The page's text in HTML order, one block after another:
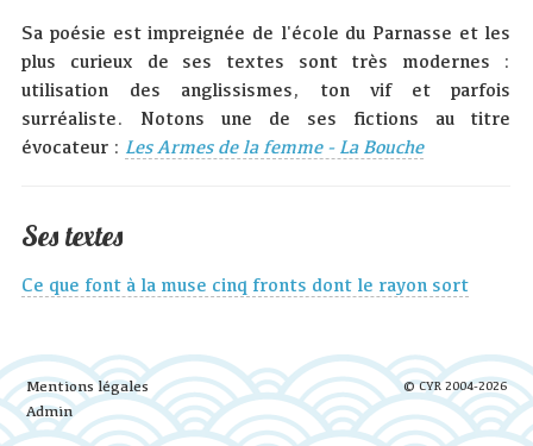
Sa poésie est impreignée de l'école du Parnasse et les
plus curieux de ses textes sont très modernes :
utilisation des anglissismes, ton vif et parfois
surréaliste. Notons une de ses fictions au titre
évocateur : Les Armes de la femme - La Bouche
Ses textes
Ce que font à la muse cinq fronts dont le rayon sort
© CYR 2004-2026
Mentions légales
Admin